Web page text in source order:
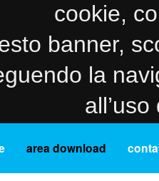
cookie,
banner,
la
area download